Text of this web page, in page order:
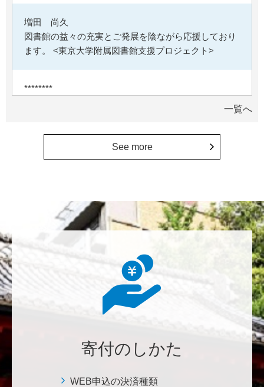
増田 尚久
図書館の益々の充実とご発展を陰ながら応援しており
ます。 <東京大学附属図書館支援プロジェクト>
********
植物は、実は植物同士全世界の植物で繋がっている。
植物が未来に繋がっている。 地球や室内の空気清浄、
る。 植物、素晴らしい。 世界の学会でも、子供たち
にも、植物の素晴らしさ、凄さを伝えていってほし
美味しいお寿司、刺身、美味しい魚、美味しい日本
も未来永劫 美味しいお寿司、刺身、日本米を子供た
ち、孫たち、子々孫々へ <国際水産研究教育基金>
す。募金することにより、私自身も参加しているよう
プロジェクト>
一覧へ
See more
寄付のしかた
WEB申込の決済種類